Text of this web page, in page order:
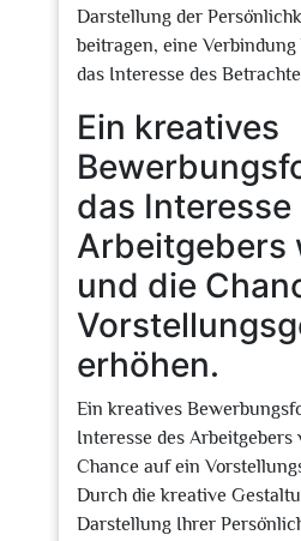
Darstellung der
beitragen, eine
das Interesse des
Ein kreatives
das Interesse
Arbeitgebers
und die
erhöhen.
Ein kreatives
Interesse des Arbeitgebers
Chance auf ein
Durch die kreative
Darstellung Ihrer